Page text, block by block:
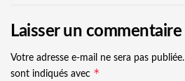
Laisser un commentaire
Votre adresse e-mail ne sera pas publiée.
sont indiqués avec *